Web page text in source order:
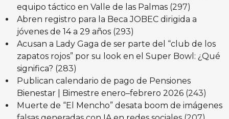
equipo táctico en Valle de las Palmas (297)
Abren registro para la Beca JOBEC dirigida a
jóvenes de 14 a 29 años (293)
Acusan a Lady Gaga de ser parte del “club de los
zapatos rojos” por su look en el Super Bowl: ¿Qué
significa? (283)
Publican calendario de pago de Pensiones
Bienestar | Bimestre enero–febrero 2026 (243)
Muerte de “El Mencho” desata boom de imágenes